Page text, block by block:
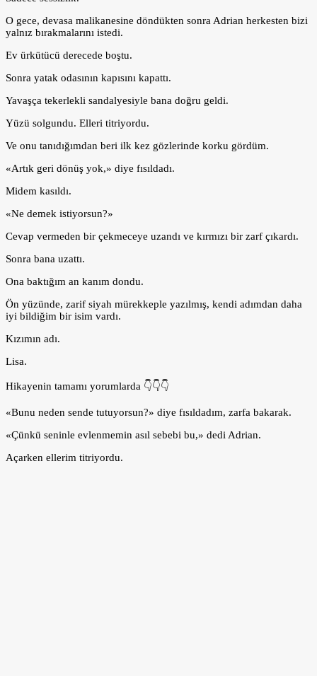
O gece, devasa malikanesine döndükten sonra Adrian herkesten bizi
yalnız bırakmalarını istedi.
Ev ürkütücü derecede boştu.
Sonra yatak odasının kapısını kapattı.
Yavaşça tekerlekli sandalyesiyle bana doğru geldi.
Yüzü solgundu. Elleri titriyordu.
Ve onu tanıdığımdan beri ilk kez gözlerinde korku gördüm.
«Artık geri dönüş yok,» diye fısıldadı.
Midem kasıldı.
«Ne demek istiyorsun?»
Cevap vermeden bir çekmeceye uzandı ve kırmızı bir zarf çıkardı.
Sonra bana uzattı.
Ona baktığım an kanım dondu.
Ön yüzünde, zarif siyah mürekkeple yazılmış, kendi adımdan daha
iyi bildiğim bir isim vardı.
Kızımın adı.
Lisa.
Hikayenin tamamı yorumlarda 👇👇👇
«Bunu neden sende tutuyorsun?» diye fısıldadım, zarfa bakarak.
«Çünkü seninle evlenmemin asıl sebebi bu,» dedi Adrian.
Açarken ellerim titriyordu.